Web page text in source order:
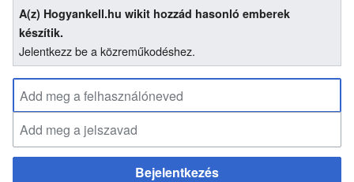
A(z) Hogyankell.hu wikit hozzád hasonló emberek
készítik.
Jelentkezz be a közreműkodéshez.
Bejelentkezés